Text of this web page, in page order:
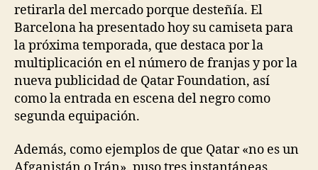
retirarla del mercado porque desteñía. El
Barcelona ha presentado hoy su camiseta para
la próxima temporada, que destaca por la
multiplicación en el número de franjas y por la
nueva publicidad de Qatar Foundation, así
como la entrada en escena del negro como
segunda equipación.
Además, como ejemplos de que Qatar «no es un